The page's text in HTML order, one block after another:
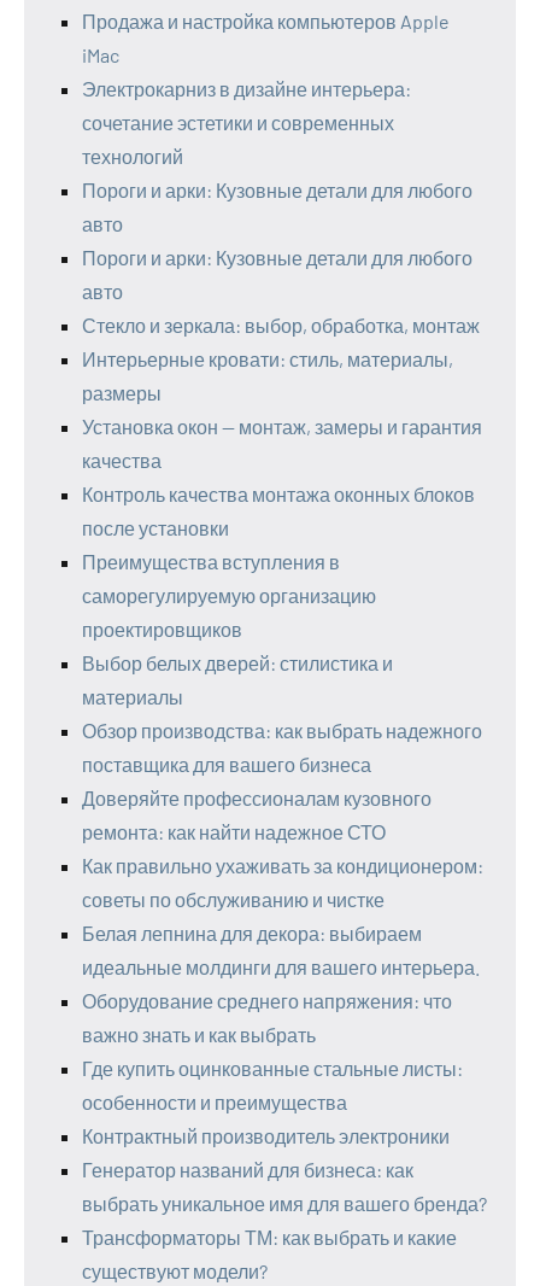
Продажа и настройка компьютеров Apple
iMac
Электрокарниз в дизайне интерьера:
сочетание эстетики и современных
технологий
Пороги и арки: Кузовные детали для любого
авто
Пороги и арки: Кузовные детали для любого
авто
Стекло и зеркала: выбор, обработка, монтаж
Интерьерные кровати: стиль, материалы,
размеры
Установка окон — монтаж, замеры и гарантия
качества
Контроль качества монтажа оконных блоков
после установки
Преимущества вступления в
саморегулируемую организацию
проектировщиков
Выбор белых дверей: стилистика и
материалы
Обзор производства: как выбрать надежного
поставщика для вашего бизнеса
Доверяйте профессионалам кузовного
ремонта: как найти надежное СТО
Как правильно ухаживать за кондиционером:
советы по обслуживанию и чистке
Белая лепнина для декора: выбираем
идеальные молдинги для вашего интерьера.
Оборудование среднего напряжения: что
важно знать и как выбрать
Где купить оцинкованные стальные листы:
особенности и преимущества
Контрактный производитель электроники
Генератор названий для бизнеса: как
выбрать уникальное имя для вашего бренда?
Трансформаторы ТМ: как выбрать и какие
существуют модели?